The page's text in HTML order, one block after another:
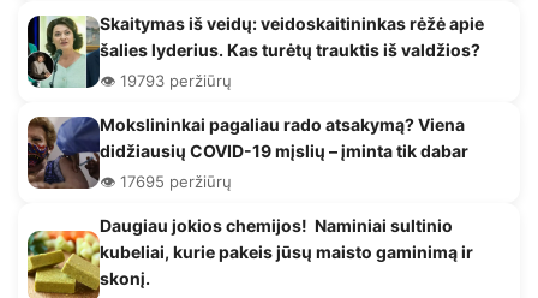
Skaitymas iš veidų: veidoskaitininkas rėžė apie
šalies lyderius. Kas turėtų trauktis iš valdžios?
👁️ 19793 peržiūrų
Mokslininkai pagaliau rado atsakymą? Viena
didžiausių COVID-19 mįslių – įminta tik dabar
👁️ 17695 peržiūrų
Daugiau jokios chemijos! Naminiai sultinio
kubeliai, kurie pakeis jūsų maisto gaminimą ir
skonį.